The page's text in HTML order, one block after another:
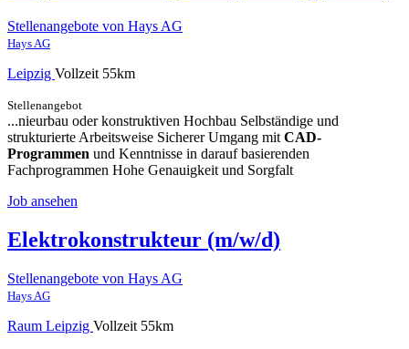
Stellenangebote von Hays AG
Hays AG
Leipzig Vollzeit 55km
Stellenangebot
...nieurbau oder konstruktiven Hochbau Selbständige und
strukturierte Arbeitsweise Sicherer Umgang mit CAD-
Programmen und Kenntnisse in darauf basierenden
Fachprogrammen Hohe Genauigkeit und Sorgfalt
Job ansehen
Elektrokonstrukteur (m/w/d)
Stellenangebote von Hays AG
Hays AG
Raum Leipzig Vollzeit 55km